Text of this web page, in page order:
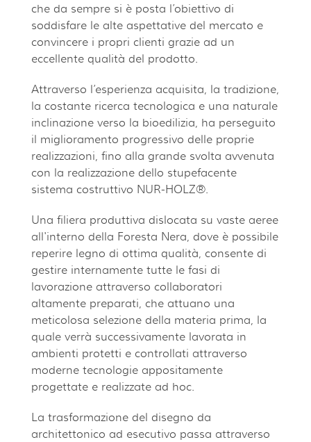
che da sempre si è posta l’obiettivo di
soddisfare le alte aspettative del mercato e
convincere i propri clienti grazie ad un
eccellente qualità del prodotto.
Attraverso l’esperienza acquisita, la tradizione,
la costante ricerca tecnologica e una naturale
inclinazione verso la bioedilizia, ha perseguito
il miglioramento progressivo delle proprie
realizzazioni, fino alla grande svolta avvenuta
con la realizzazione dello stupefacente
sistema costruttivo NUR-HOLZ®.
Una filiera produttiva dislocata su vaste aeree
all'interno della Foresta Nera, dove è possibile
reperire legno di ottima qualità, consente di
gestire internamente tutte le fasi di
lavorazione attraverso collaboratori
altamente preparati, che attuano una
meticolosa selezione della materia prima, la
quale verrà successivamente lavorata in
ambienti protetti e controllati attraverso
moderne tecnologie appositamente
progettate e realizzate ad hoc.
La trasformazione del disegno da
architettonico ad esecutivo passa attraverso